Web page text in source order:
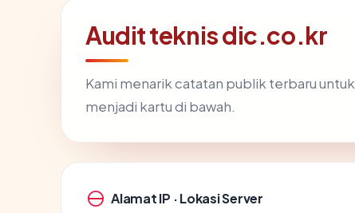
Audit teknis dic.co.kr
Kami menarik catatan publik terbaru untuk
menjadi kartu di bawah.
Alamat IP · Lokasi Server